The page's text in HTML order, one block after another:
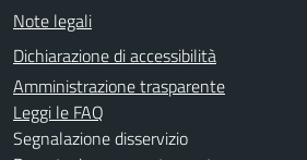
Note legali
Dichiarazione di accessibilità
Amministrazione trasparente
Leggi le FAQ
Segnalazione disservizio